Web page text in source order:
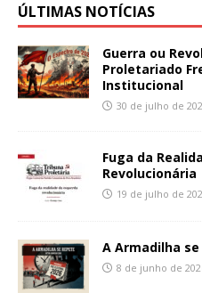
ÚLTIMAS NOTÍCIAS
Guerra ou
Proletariado
Institucional
30 de julho de
Fuga da
Revolucionária
19 de julho de
A Armadilha
8 de junho de